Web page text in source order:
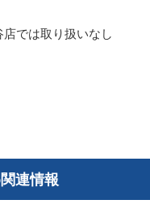
では取り扱いなし
連情報